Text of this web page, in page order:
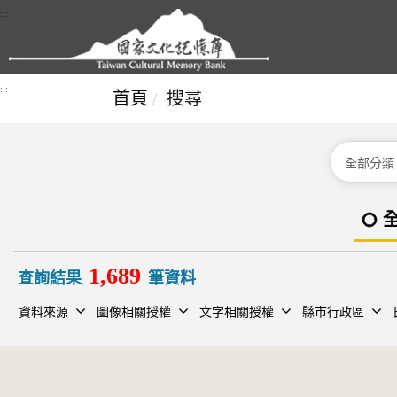
跳到主要內容區塊
:::
::: 首頁 搜尋
分類
查詢結果 1,689 筆資料
資料來源 圖像相關授權 文字相關授權 縣市行政區